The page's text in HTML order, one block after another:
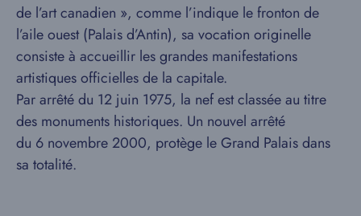
de l’art canadien », comme l’indique le fronton de
l’aile ouest (Palais d’Antin), sa vocation originelle
consiste à accueillir les grandes manifestations
artistiques officielles de la capitale.
Par arrêté du 12 juin 1975, la nef est classée au titre
des monuments historiques. Un nouvel arrêté
du 6 novembre 2000, protège le Grand Palais dans
sa totalité.